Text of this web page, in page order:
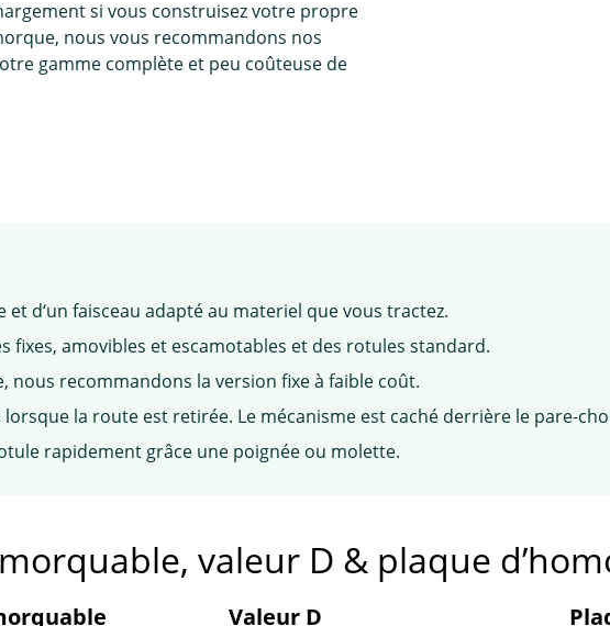
si vous construisez votre propre
nous vous recommandons nos
gamme complète et peu coûteuse de
d‘un faisceau adapté au materiel que vous tractez.
fixes, amovibles et escamotables et des rotules standard.
recommandons la version fixe à faible coût.
la route est retirée. Le mécanisme est caché derrière le pare-
rapidement grâce une poignée ou molette.
valeur D & plaque
Valeur D